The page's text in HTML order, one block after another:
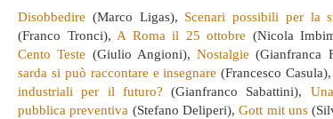
Disobbedire (Marco Ligas), Scenari possibili per la
(Franco Tronci),A Roma il 25 ottobre (Nicola
Cento Teste (Giulio Angioni), Nostalgie(Gianfranca
sarda si può raccontare e insegnare (Francesco
industriali per il futuro? (Gianfranco Sabattini),
pubblica preventiva (Stefano Deliperi),Gott mit uns